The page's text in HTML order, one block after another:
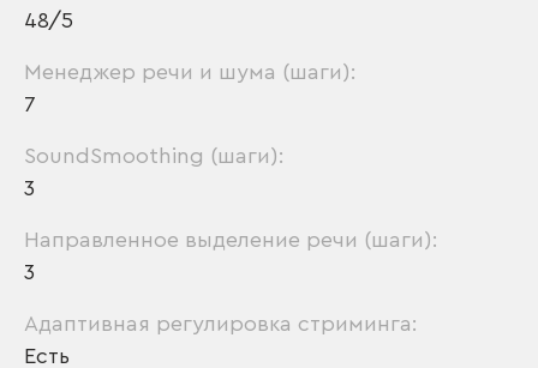
48/5
Менеджер речи и шума (шаги):
7
SoundSmoothing (шаги):
3
Направленное выделение речи (шаги):
3
Адаптивная регулировка стриминга:
Есть